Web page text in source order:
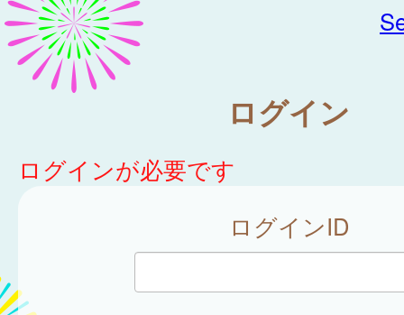
ログイン
ログインが必要です
ログインID